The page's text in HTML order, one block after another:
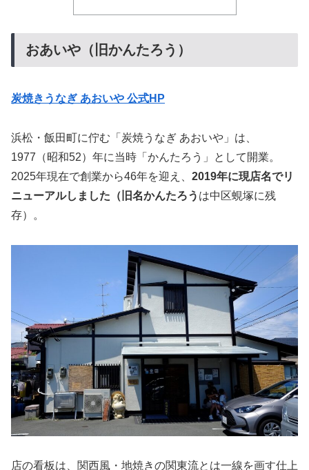
おあいや（旧かんたろう）
炭焼きうなぎ あおいや 公式HP
浜松・飯田町に佇む「炭焼うなぎ あおいや」は、
1977（昭和52）年に当時「かんたろう」として開業。
2025年現在で創業から46年を迎え、 2019年に現店名でリ
ニューアルしました（旧名かんたろう は中区蜆塚に残
存）。
店の看板は、関西風・地焼きの関東流とは一線を画す仕上